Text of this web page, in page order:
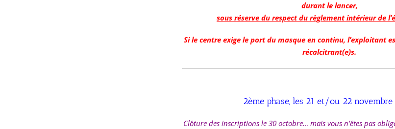
durant le lancer,
sous réserve du respect du règlement intérieur de
Si le centre exige le port du masque en continu, l’exploitant
récalcitrant(e)s.
2ème phase, les 21 et/ou 22
Clôture des inscriptions le 30 octobre… mais vous n’êtes pas